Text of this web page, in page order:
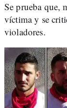
Se prueba que,
víctima y se
violadores.